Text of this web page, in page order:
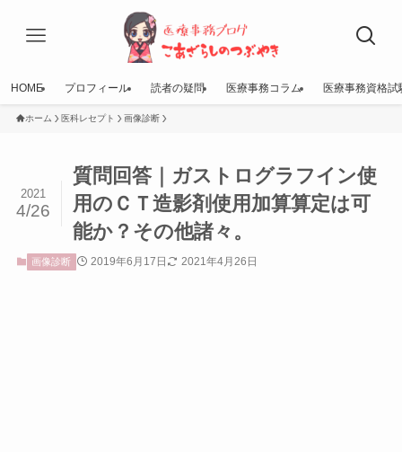
HOME プロフィール 読者の疑問 医療事務コラム 医療事務資格試
ホーム 医科レセプト 画像診断
質問回答｜ガストログラフイン使
用のＣＴ造影剤使用加算算定は可
能か？その他諸々。
2021
4/26
画像診断 2019年6月17日 2021年4月26日